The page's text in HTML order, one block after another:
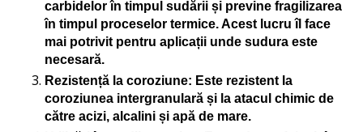
carbidelor în timpul sudării și previne fragilizarea
în timpul proceselor termice. Acest lucru îl face
mai potrivit pentru aplicații unde sudura este
necesară.
Rezistență la coroziune: Este rezistent la
coroziunea intergranulară și la atacul chimic de
către acizi, alcalini și apă de mare.